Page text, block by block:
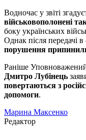
Водночас у звіті
військовополонені
боку українських
Однак після передачі
порушення
Раніше
Дмитро Лубінець
повертаються з
допомоги.
Марина Максенко
Редактор